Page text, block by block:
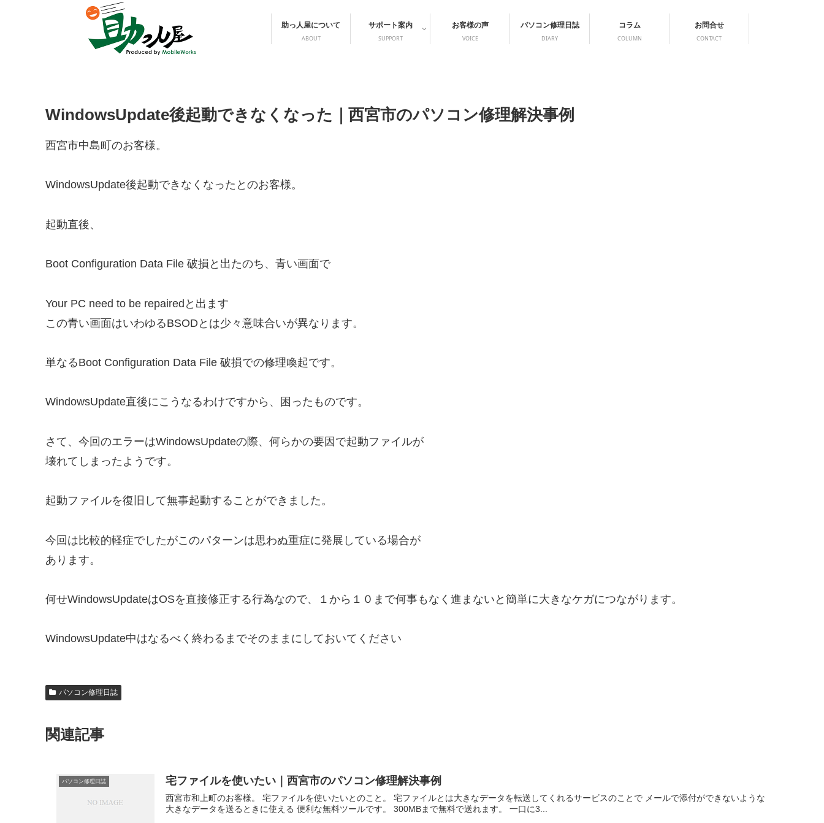
助っ人屋について
ABOUT
サポート案内
SUPPORT
お客様の声
VOICE
パソコン修理日誌
DIARY
コラム
COLUMN
お問合せ
CONTACT
WindowsUpdate後起動できなくなった｜西宮市のパソコン修理解決事例
西宮市中島町のお客様。
WindowsUpdate後起動できなくなったとのお客様。
起動直後、
Boot Configuration Data File 破損と出たのち、青い画面で
Your PC need to be repairedと出ます
この青い画面はいわゆるBSODとは少々意味合いが異なります。
単なるBoot Configuration Data File 破損での修理喚起です。
WindowsUpdate直後にこうなるわけですから、困ったものです。
さて、今回のエラーはWindowsUpdateの際、何らかの要因で起動ファイルが
壊れてしまったようです。
起動ファイルを復旧して無事起動することができました。
今回は比較的軽症でしたがこのパターンは思わぬ重症に発展している場合が
あります。
何せWindowsUpdateはOSを直接修正する行為なので、１から１０まで何事もなく進まないと簡単に大きなケガにつながります。
WindowsUpdate中はなるべく終わるまでそのままにしておいてください
パソコン修理日誌
関連記事
パソコン修理日誌 宅ファイルを使いたい｜西宮市のパソコン修理解決事例
西宮市和上町のお客様。 宅ファイルを使いたいとのこと。 宅ファイルとは大きなデータを転送してくれるサービスのことで メールで添付ができないような
大きなデータを送るときに使える 便利な無料ツールです。 300MBまで無料で送れます。 一口に3...